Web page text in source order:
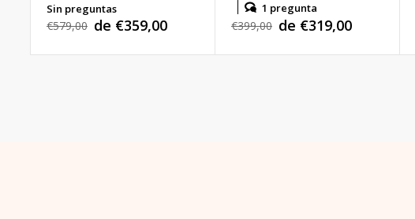
Sin preguntas
Precio
€579,00 Precio
de
de €359,00
1 pregunta
Precio
€399,00 Precio
de
de €319,00